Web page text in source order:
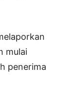
mulai
penerima